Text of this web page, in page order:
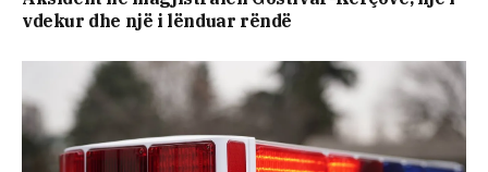
vdekur dhe një i lënduar rëndë